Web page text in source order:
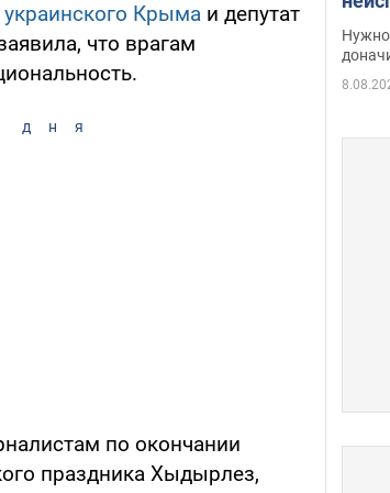
украинского Крыма и депутат
что врагам
дня
по окончании
праздника Хыдырлез,
Нужно